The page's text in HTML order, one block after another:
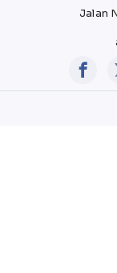
Jalan